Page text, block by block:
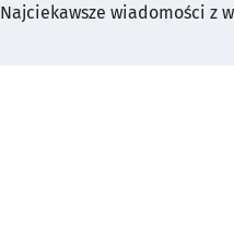
Najciekawsze wiadomości z